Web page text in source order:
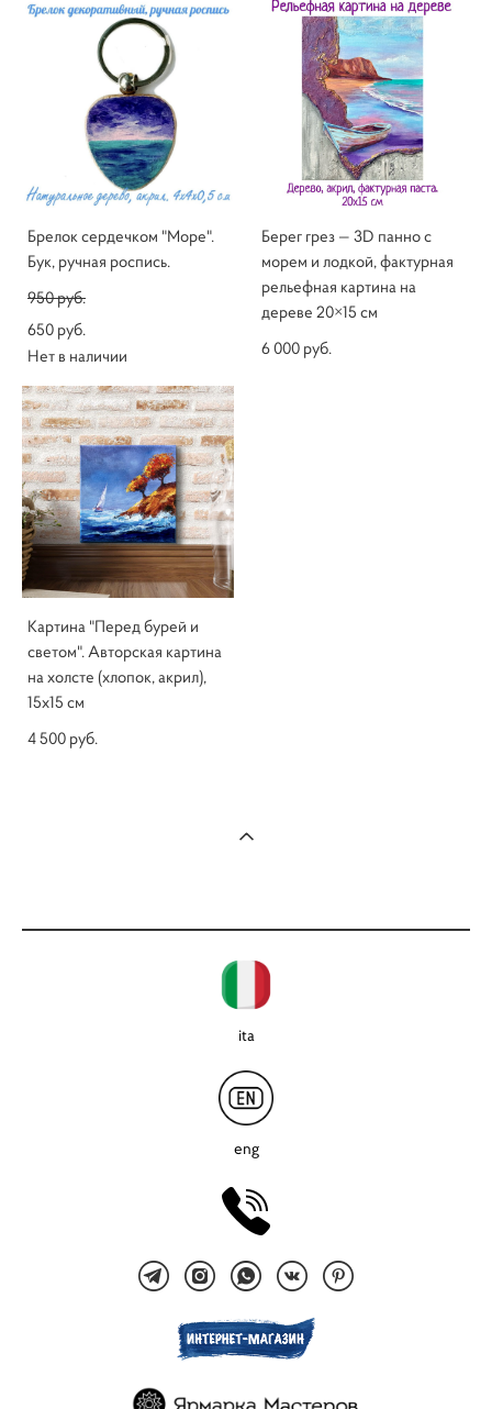
Брелок сердечком "Море".
Бук, ручная роспись.
950 pуб.
650 pуб.
Нет в наличии
Берег грез — 3D панно с
морем и лодкой, фактурная
рельефная картина на
дереве 20×15 см
6 000 pуб.
Картина "Перед бурей и
светом". Авторская картина
на холсте (хлопок, акрил),
15х15 см
4 500 pуб.
ita
eng